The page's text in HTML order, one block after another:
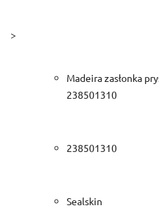
>
Madeira zasłonka
238501310
238501310
Sealskin